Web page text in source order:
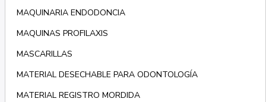
MAQUINARIA ENDODONCIA
MAQUINAS PROFILAXIS
MASCARILLAS
MATERIAL DESECHABLE PARA ODONTOLOGÍA
MATERIAL REGISTRO MORDIDA